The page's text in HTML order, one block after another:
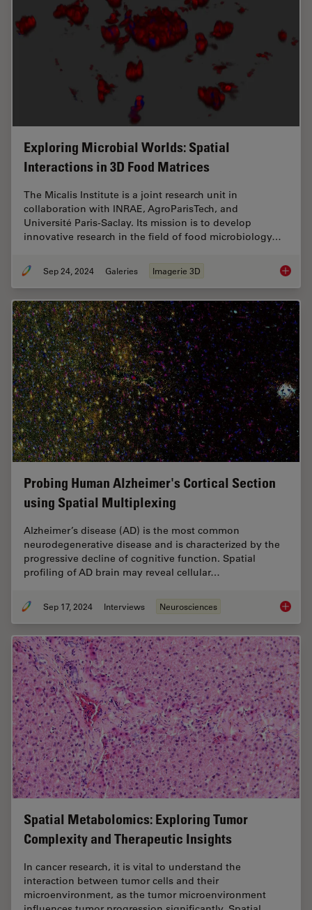
Exploring Microbial Worlds: Spatial
Interactions in 3D Food Matrices
The Micalis Institute is a joint research unit in
collaboration with INRAE, AgroParisTech, and
Université Paris-Saclay. Its mission is to develop
innovative research in the field of food microbiology…
Sep 24, 2024 Galeries Imagerie 3D
Probing Human Alzheimer's Cortical Section
using Spatial Multiplexing
Alzheimer’s disease (AD) is the most common
neurodegenerative disease and is characterized by the
progressive decline of cognitive function. Spatial
profiling of AD brain may reveal cellular…
Sep 17, 2024 Interviews Neurosciences
Spatial Metabolomics: Exploring Tumor
Complexity and Therapeutic Insights
In cancer research, it is vital to understand the
interaction between tumor cells and their
microenvironment, as the tumor microenvironment